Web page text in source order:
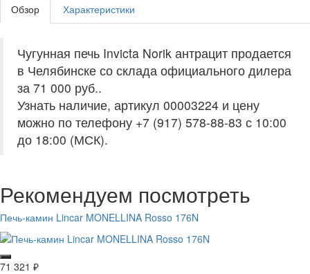
Обзор Характеристики
Чугунная печь Invicta Norik антрацит продается
в Челябинске со склада официального дилера
за 71 000 руб..
Узнать наличие, артикул 00003224 и цену
можно по телефону +7 (917) 578-88-83 с 10:00
до 18:00 (МСК).
Рекомендуем посмотреть
Печь-камин Lincar MONELLINA Rosso 176N
71 321 ₽